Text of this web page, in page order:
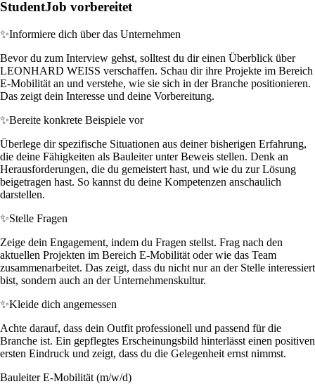
StudentJob vorbereitet
✨Informiere dich über das Unternehmen
Bevor du zum Interview gehst, solltest du dir einen Überblick über
LEONHARD WEISS verschaffen. Schau dir ihre Projekte im Bereich
E-Mobilität an und verstehe, wie sie sich in der Branche positionieren.
Das zeigt dein Interesse und deine Vorbereitung.
✨Bereite konkrete Beispiele vor
Überlege dir spezifische Situationen aus deiner bisherigen Erfahrung,
die deine Fähigkeiten als Bauleiter unter Beweis stellen. Denk an
Herausforderungen, die du gemeistert hast, und wie du zur Lösung
beigetragen hast. So kannst du deine Kompetenzen anschaulich
darstellen.
✨Stelle Fragen
Zeige dein Engagement, indem du Fragen stellst. Frag nach den
aktuellen Projekten im Bereich E-Mobilität oder wie das Team
zusammenarbeitet. Das zeigt, dass du nicht nur an der Stelle interessiert
bist, sondern auch an der Unternehmenskultur.
✨Kleide dich angemessen
Achte darauf, dass dein Outfit professionell und passend für die
Branche ist. Ein gepflegtes Erscheinungsbild hinterlässt einen positiven
ersten Eindruck und zeigt, dass du die Gelegenheit ernst nimmst.
Bauleiter E-Mobilität (m/w/d)